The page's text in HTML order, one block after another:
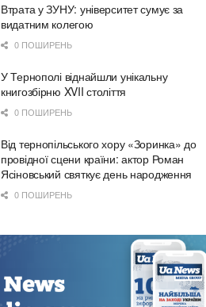
Втрата у ЗУНУ: університет сумує за
видатним колегою
0 ПОШИРЕНЬ
У Тернополі віднайшли унікальну
книгозбірню XVII століття
0 ПОШИРЕНЬ
Від тернопільського хору «Зоринка» до
провідної сцени країни: актор Роман
Ясіновський святкує день народження
0 ПОШИРЕНЬ